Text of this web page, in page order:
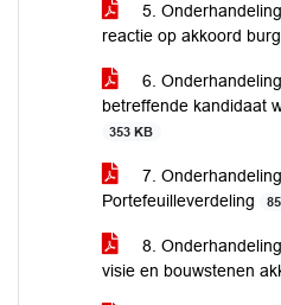
5.
reactie op akkoord
6.
betreffende kandidaat
353 KB
7.
Portefeuilleverdeling
8.
visie en bouwstenen